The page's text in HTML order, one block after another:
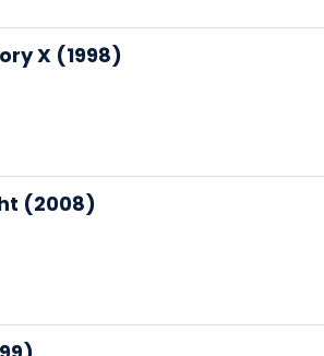
X (1998)
(2008)